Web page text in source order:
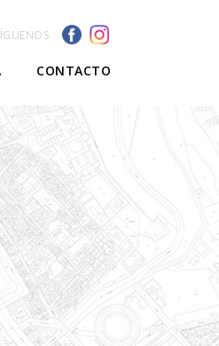
CONTACTO